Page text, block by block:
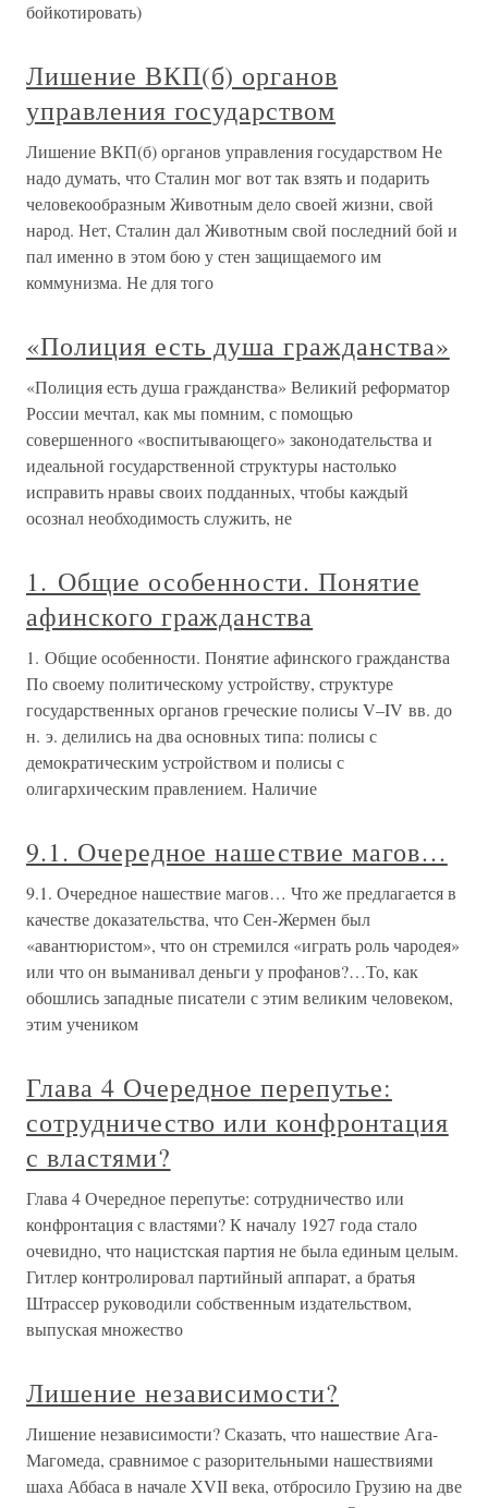
бойкотировать)
Лишение ВКП(б) органов
управления государством
Лишение ВКП(б) органов управления государством Не
надо думать, что Сталин мог вот так взять и подарить
человекообразным Животным дело своей жизни, свой
народ. Нет, Сталин дал Животным свой последний бой и
пал именно в этом бою у стен защищаемого им
коммунизма. Не для того
«Полиция есть душа гражданства»
«Полиция есть душа гражданства» Великий реформатор
России мечтал, как мы помним, с помощью
совершенного «воспитывающего» законодательства и
идеальной государственной структуры настолько
исправить нравы своих подданных, чтобы каждый
осознал необходимость служить, не
1. Общие особенности. Понятие
афинского гражданства
1. Общие особенности. Понятие афинского гражданства
По своему политическому устройству, структуре
государственных органов греческие полисы V–IV вв. до
н. э. делились на два основных типа: полисы с
демократическим устройством и полисы с
олигархическим правлением. Наличие
9.1. Очередное нашествие магов…
9.1. Очередное нашествие магов… Что же предлагается в
качестве доказательства, что Сен-Жермен был
«авантюристом», что он стремился «играть роль чародея»
или что он выманивал деньги у профанов?…То, как
обошлись западные писатели с этим великим человеком,
этим учеником
Глава 4 Очередное перепутье:
сотрудничество или конфронтация
с властями?
Глава 4 Очередное перепутье: сотрудничество или
конфронтация с властями? К началу 1927 года стало
очевидно, что нацистская партия не была единым целым.
Гитлер контролировал партийный аппарат, а братья
Штрассер руководили собственным издательством,
выпуская множество
Лишение независимости?
Лишение независимости? Сказать, что нашествие Ага-
Магомеда, сравнимое с разорительными нашествиями
шаха Аббаса в начале XVII века, отбросило Грузию на две